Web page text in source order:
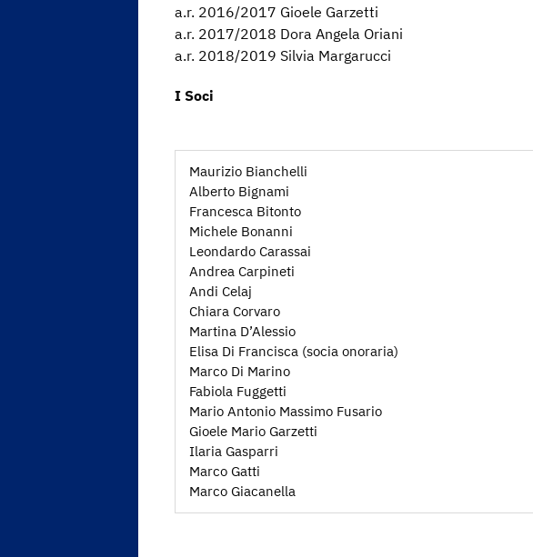
a.r. 2016/2017 Gioele Garzetti
a.r. 2017/2018 Dora Angela Oriani
a.r. 2018/2019 Silvia Margarucci
I Soci
Maurizio Bianchelli
Alberto Bignami
Francesca Bitonto
Michele Bonanni
Leondardo Carassai
Andrea Carpineti
Andi Celaj
Chiara Corvaro
Martina D’Alessio
Elisa Di Francisca (socia onoraria)
Marco Di Marino
Fabiola Fuggetti
Mario Antonio Massimo Fusario
Gioele Mario Garzetti
Ilaria Gasparri
Marco Gatti
Marco Giacanella